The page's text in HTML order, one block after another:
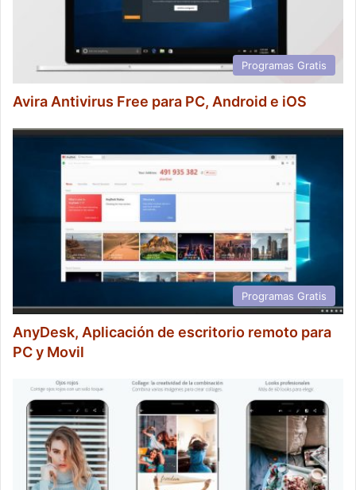
Programas Gratis
Avira Antivirus Free para PC, Android e iOS
Programas Gratis
AnyDesk, Aplicación de escritorio remoto para
PC y Movil